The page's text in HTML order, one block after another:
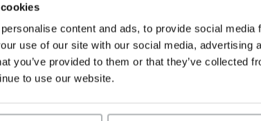
content and ads, to provide social
use of our site with our social media, advertising
you’ve provided to them or that they’ve collected
to use our website.
Abstufungen bei der
PDF(1.5 MB)
Avete